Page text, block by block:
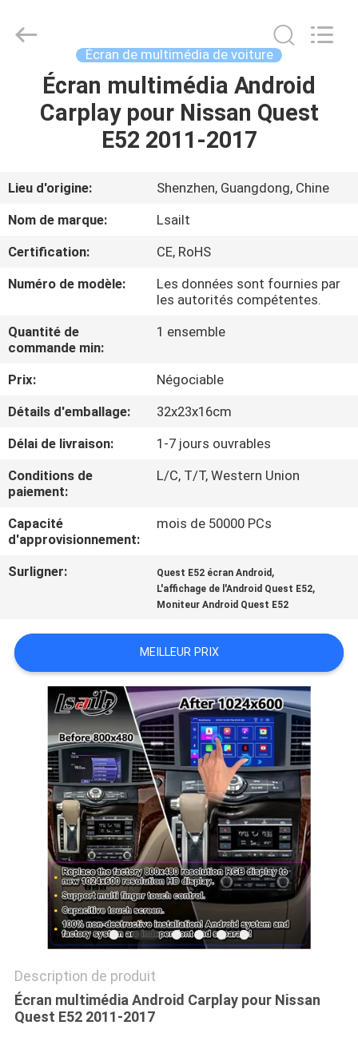
MAISON
PRODUITS
VIDÉOS
SUJET
DE
NOUS
VISITE
CONTRÔLE
DE
QUALITÉ
CONTACTEZ-
NOUS
NOUVELLES
CAS
PLAN
PRIVACY
POLICY
Automobile
Electron
Écran de multimédia de voiture
Écran multimédia Android
Carplay pour Nissan Quest
E52 2011-2017
Lieu d'origine:
Shenzhen, Guangdong, Chine
Nom de marque:
Lsailt
Certification:
CE, RoHS
Numéro de modèle:
Les données sont fournies par
les autorités compétentes.
Quantité de
commande min:
1 ensemble
Prix:
Négociable
Détails d'emballage:
32x23x16cm
Délai de livraison:
1-7 jours ouvrables
Conditions de
paiement:
L/C, T/T, Western Union
Capacité
d'approvisionnement:
mois de 50000 PCs
Surligner: Quest E52 écran Android ,
L'affichage de l'Android Quest E52,
Moniteur Android Quest E52
MEILLEUR PRIX
Description de produit
Écran multimédia Android Carplay pour Nissan
Quest E52 2011-2017